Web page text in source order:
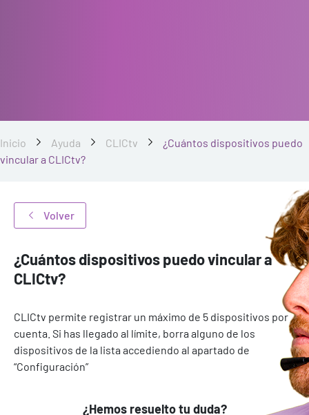
Inicio Ayuda CLICtv
¿Cuántos dispositivos puedo
vincular a CLICtv?
Volver
¿Cuántos dispositivos puedo vincular a
CLICtv?
CLICtv permite registrar un máximo de 5 dispositivos por
cuenta. Si has llegado al límite, borra alguno de los
dispositivos de la lista accediendo al apartado de
“Configuración”
¿Hemos resuelto tu duda?